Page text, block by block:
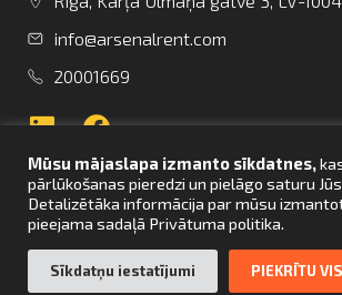
+37120001669
info@arsenalrent.com
20001669
UZ SĀKUMU
© Arsenal Tehnikas noma 2021. Visas tiesības
Mūsu mājaslapa izmanto sīkdatnes,
pārlūkošanas pieredzi un pielāgo saturu
Detalizētāka informācija par mūsu
pieejama sadaļā Privātuma politika.
Sīkdatņu iestatījumi PIEKRĪTU